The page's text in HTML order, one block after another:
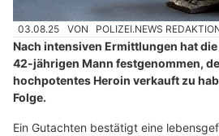
03.08.25 VON POLIZEI.NEWS
Nach intensiven Ermittlungen hat
42-jährigen Mann festgenommen,
hochpotentes Heroin verkauft zu
Folge.
Ein Gutachten bestätigt eine